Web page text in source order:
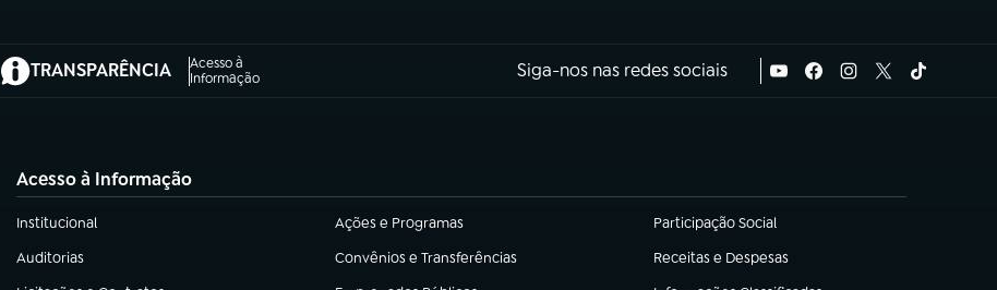
TRANSPARÊNCIA
Acesso à
Informação
(abre em nova aba) Siga-nos nas redes sociais
Acesso à Informação
Institucional
(abre em nova aba) Ações e Programas
(abre em nova aba) Participação Social
(abre em nova aba)
Auditorias
(abre em nova aba) Convênios e Transferências
(abre em nova aba) Receitas e Despesas
(abre em nova aba)